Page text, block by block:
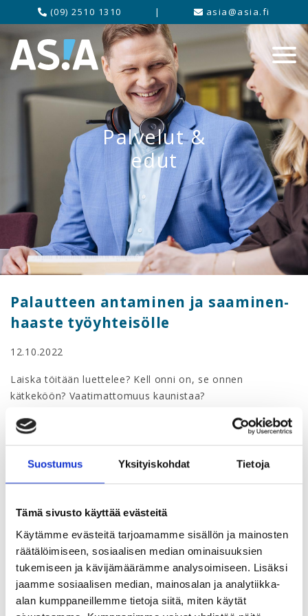
Suostumus Yksityiskohdat Tietoja
Tämä sivusto käyttää evästeitä
Käytämme evästeitä tarjoamamme sisällön ja mainosten
räätälöimiseen, sosiaalisen median ominaisuuksien
tukemiseen ja kävijämäärämme analysoimiseen. Lisäksi
jaamme sosiaalisen median, mainosalan ja analytiikka-
alan kumppaneillemme tietoja siitä, miten käytät
(09) 2510 1310 | asia@asia.fi
Palvelut &
edut
Palautteen antaminen ja saaminen-
haaste työyhteisölle
12.10.2022
Laiska töitään luettelee? Kell onni on, se onnen
kätkeköön? Vaatimattomuus kaunistaa?
Suomalaiset sananlaskut kertovat omaa kieltään
vuorovaikutuskulttuurista ja palautteen niukkuudesta.
vuorovaikutuskulttuuria. Miten päästä palauteniukkuuden
Tämä webinaari sopii sinulle jos:
Tämä webinaari sopii sinulle, jos olet kiinnostunut
kehittämään omaa ja työyhteisönsä palautteen antamisen
ja saamisen taitoja.